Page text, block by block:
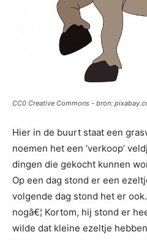
CC0 Creative Commons - bron:
Hier in de buurt staat een
noemen het een ‘verkoop’
dingen die gekocht kunnen
Op een dag stond er een
volgende dag stond het er
nogâ€¦ Kortom, hij stond er
wilde dat kleine ezeltje